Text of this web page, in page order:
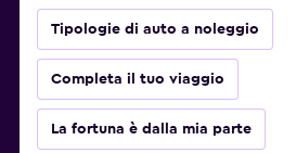
Tipologie di auto a noleggio
Completa il tuo viaggio
La fortuna è dalla mia parte